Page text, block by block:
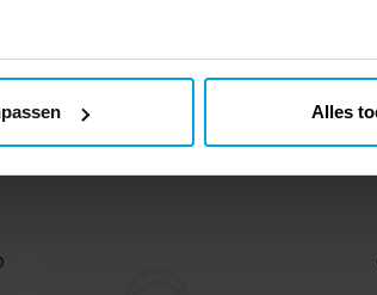
Alles
TOEVOEGEN